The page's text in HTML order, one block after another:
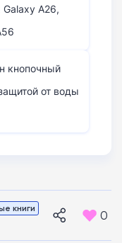
A26,
кнопочный
от воды
книги 0